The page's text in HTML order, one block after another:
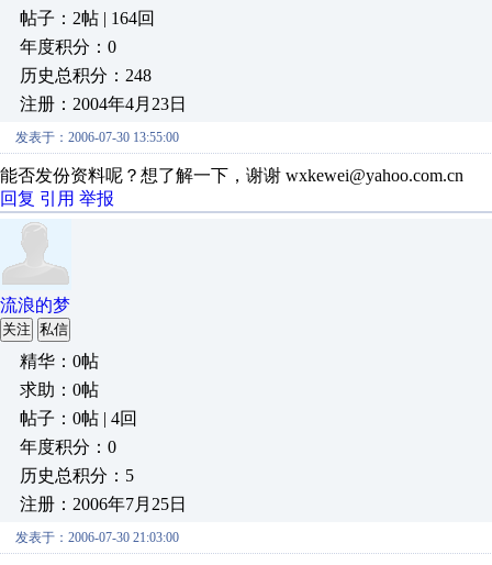
帖子：2帖 | 164回
年度积分：0
历史总积分：248
注册：2004年4月23日
发表于：2006-07-30 13:55:00
能否发份资料呢？想了解一下，谢谢 wxkewei@yahoo.com.cn
回复 引用 举报
流浪的梦
关注 私信
精华：0帖
求助：0帖
帖子：0帖 | 4回
年度积分：0
历史总积分：5
注册：2006年7月25日
发表于：2006-07-30 21:03:00